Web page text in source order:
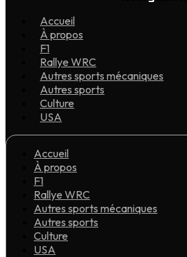
Accueil
À propos
F1
Rallye WRC
Autres sports mécaniques
Autres sports
Culture
USA
Accueil
À propos
F1
Rallye WRC
Autres sports mécaniques
Autres sports
Culture
USA